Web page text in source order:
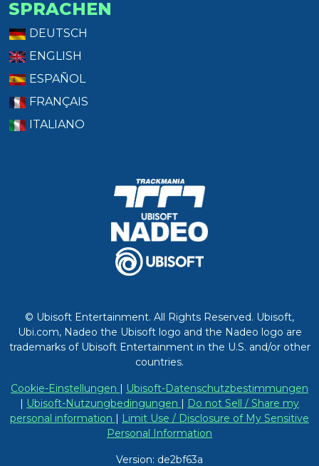
SPRACHEN
DEUTSCH
ENGLISH
ESPAÑOL
FRANÇAIS
ITALIANO
© Ubisoft Entertainment. All Rights Reserved. Ubisoft,
Ubi.com, Nadeo the Ubisoft logo and the Nadeo logo are
trademarks of Ubisoft Entertainment in the U.S. and/or other
countries.
Cookie-Einstellungen
Ubisoft-Datenschutzbestimmungen
Ubisoft-Nutzungbedingungen
Do not Sell / Share my
personal information
Limit Use / Disclosure of My Sensitive
Personal Information
Version: de2bf63a